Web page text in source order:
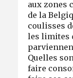
aux zones
de la
coulisses
les limites
Quelles
faire